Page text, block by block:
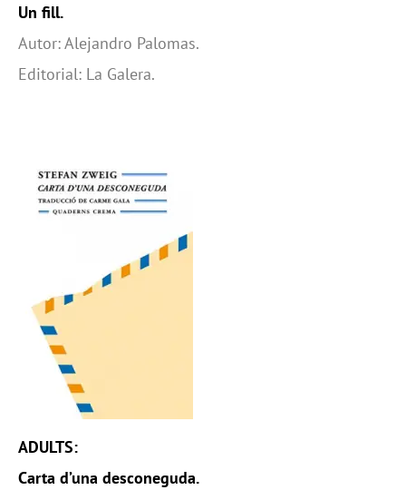
Un fill.
Autor: Alejandro Palomas.
Editorial: La Galera.
ADULTS:
Carta d’una desconeguda.